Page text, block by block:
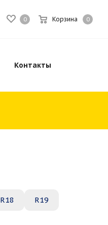
0 Корзина 0
Контакты
R18 R19